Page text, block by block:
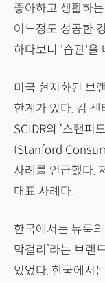
좋아하고 생활하
어느정도 성공한
하다보니 '습관'을
미국 현지화된 브
한계가 있다. 김
SCIDR의 ‘스탠퍼
(Stanford
사례를 언급했다.
대표 사례다.
한국에서는 뉴룩의
막걸리’라는 브랜
있었다. 한국에서